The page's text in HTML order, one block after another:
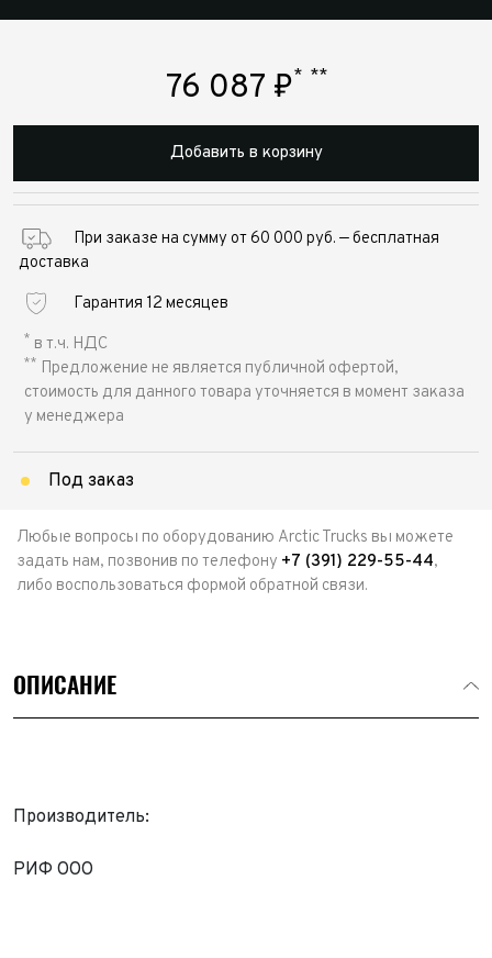
76 087₽* **
Добавить в корзину
При заказе на сумму от 60 000 руб. — бесплатная
доставка
Гарантия 12 месяцев
* в т.ч. НДС
** Предложение не является публичной офертой,
стоимость для данного товара уточняется в момент заказа
у менеджера
Под заказ
Любые вопросы по оборудованию Arctic Trucks вы можете
задать нам, позвонив по телефону +7 (391) 229-55-44,
либо воспользоваться формой обратной связи.
ОПИСАНИЕ
Производитель:
РИФ ООО